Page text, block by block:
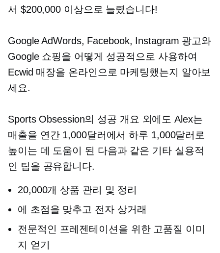
서 $200,000 이상으로 늘렸습니다!
Google AdWords, Facebook, Instagram 광고와
Google 쇼핑을 어떻게 성공적으로 사용하여
Ecwid 매장을 온라인으로 마케팅했는지 알아보
세요.
Sports Obsession의 성공 개요 외에도 Alex는
매출을 연간 1,000달러에서 하루 1,000달러로
높이는 데 도움이 된 다음과 같은 기타 실용적
인 팁을 공유합니다.
20,000개 상품 관리 및 정리
에 초점을 맞추고 전자 상거래
전문적인 프레젠테이션을 위한 고품질 이미
지 얻기